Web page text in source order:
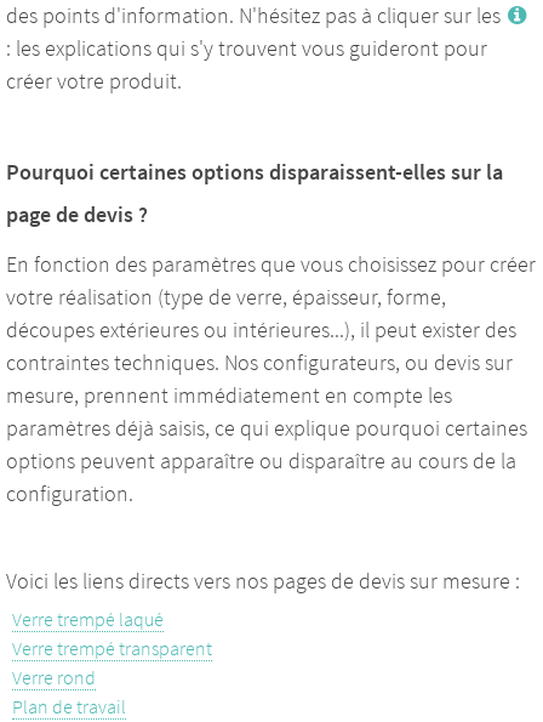
des points d'information. N'hésitez pas à cliquer sur les
: les explications qui s'y trouvent vous guideront pour
créer votre produit.
Pourquoi certaines options disparaissent-elles sur la
page de devis ?
En fonction des paramètres que vous choisissez pour créer
votre réalisation (type de verre, épaisseur, forme,
découpes extérieures ou intérieures...), il peut exister des
contraintes techniques. Nos configurateurs, ou devis sur
mesure, prennent immédiatement en compte les
paramètres déjà saisis, ce qui explique pourquoi certaines
options peuvent apparaître ou disparaître au cours de la
configuration.
Voici les liens directs vers nos pages de devis sur mesure :
Verre trempé laqué
Verre trempé transparent
Verre rond
Plan de travail